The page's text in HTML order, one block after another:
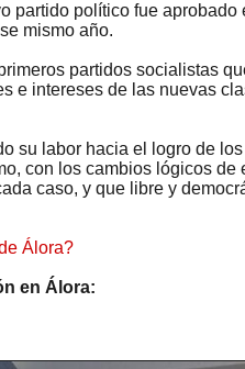
partido político fue
mismo año.
partidos socialistas
e intereses de las nuevas
su labor hacia el logro de
con los cambios lógicos de
caso, y que libre y
Álora?
en Álora: